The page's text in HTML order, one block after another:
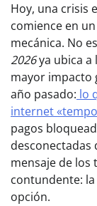
Hoy, una crisis
comience en
mecánica. No
2026ya ubica a
mayor impacto
año pasado: lo
internet
pagos
desconectadas
mensaje de los
contundente:
opción.